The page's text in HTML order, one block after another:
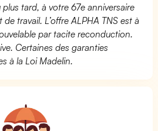
tard, à votre 67e anniversaire
travail. L’offre ALPHA TNS est à
par tacite reconduction.
Certaines des garanties
à la Loi Madelin.